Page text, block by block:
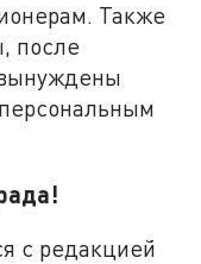
Также
после
с редакцией